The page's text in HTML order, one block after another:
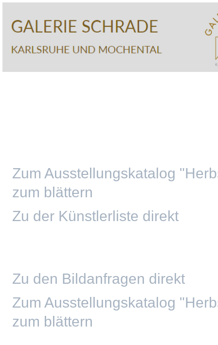
Zum Ausstellungskatalog
zum blättern
Zu der Künstlerliste direkt
Zu den Bildanfragen direkt
Zum Ausstellungskatalog
zum blättern